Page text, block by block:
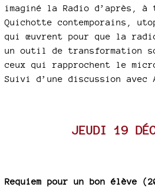
imaginé la Radio d’après, à
Quichotte contemporains,
qui œuvrent pour que la
un outil de transformation
ceux qui rapprochent le
Suivi d’une discussion avec
JEUDI 19
Requiem pour un bon élève